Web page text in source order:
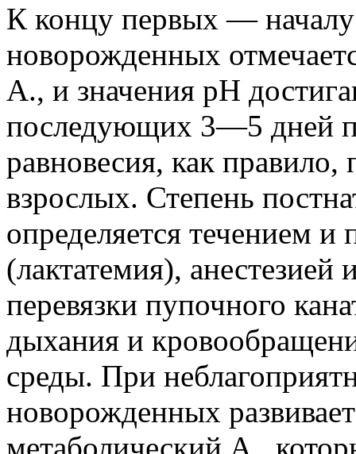
К концу первых —
новорожденных
А., и значения рН
последующих 3—5 дней
равновесия, как
взрослых. Степень
определяется течением
(лактатемия), анестезией
перевязки пупочного
дыхания и
среды. При
новорожденных
метаболический А.,